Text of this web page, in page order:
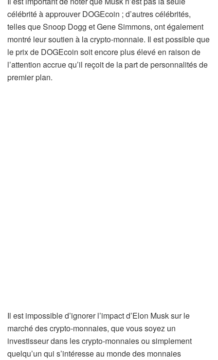
célébrité à approuver DOGEcoin ; d’autres célébrités,
telles que Snoop Dogg et Gene Simmons, ont également
montré leur soutien à la crypto-monnaie. Il est possible que
le prix de DOGEcoin soit encore plus élevé en raison de
l’attention accrue qu’il reçoit de la part de personnalités de
premier plan.
Il est impossible d’ignorer l’impact d’Elon Musk sur le
marché des crypto-monnaies, que vous soyez un
investisseur dans les crypto-monnaies ou simplement
quelqu’un qui s’intéresse au monde des monnaies